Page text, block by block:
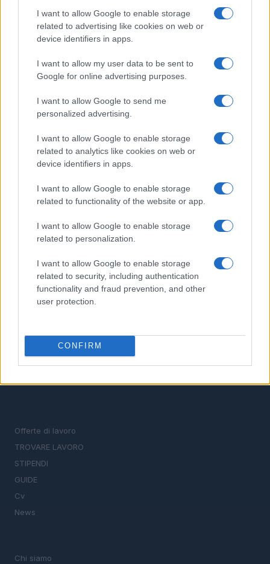
I want to allow Google to enable storage
related to advertising like cookies on web or
device identifiers in apps.
I want to allow my user data to be sent to
Google for online advertising purposes.
I want to allow Google to send me
personalized advertising.
I want to allow Google to enable storage
related to analytics like cookies on web or
device identifiers in apps.
I want to allow Google to enable storage
related to functionality of the website or app.
I want to allow Google to enable storage
related to personalization.
I want to allow Google to enable storage
related to security, including authentication
functionality and fraud prevention, and other
user protection.
CONFIRM
Andrea Innocenti · 3 Ago 2026
PIÙ LETTI
anticipazioni
allarmanti su lavoro e sicurezza
La candidatura di Irsina per Capitale Italiana della
Cultura 2029
Anac: boom di appalti sotto soglia, 1,5 miliardi nel
2026
Proroga detassazione e nuove tutele: cosa cambia con
la Legge di Bilancio 2027
Il portale del lavoro e della carriera. Offerte di lavoro,
stipendi, guide pratiche per trovare un'occupazione,
Offerte di lavoro
TROVARE LAVORO
STIPENDI
GUIDE
Cv
News
Chi siamo